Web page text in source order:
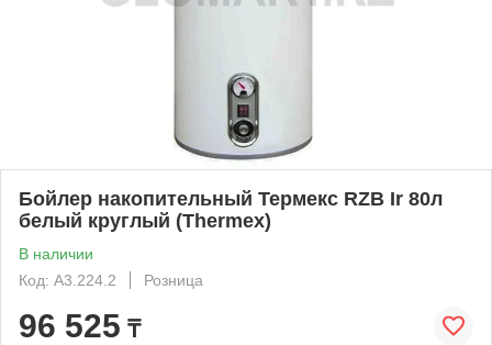
Бойлер накопительный Термекс RZB Ir 80л
белый круглый (Thermex)
В наличии
Код: А3.224.2
Розница
96 525 ₸